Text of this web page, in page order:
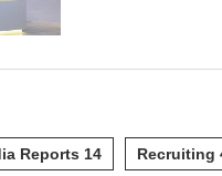
Reports 14 Recruiting